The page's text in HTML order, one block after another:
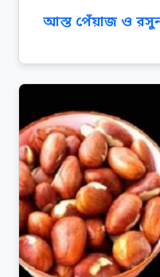
আস্ত পেঁয়াজ ও রসুন